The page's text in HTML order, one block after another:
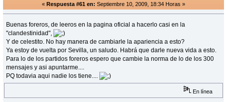
« Respuesta #61 en: Septiembre 10, 2009, 18:34 Horas »
Buenas foreros, de leeros en la pagina oficial a hacerlo casi en la
"clandestinidad",
Y de celestito. No hay manera de cambiarle la apariencia a esto?
Ya estoy de vuelta por Sevilla, un saludo. Habrá que darle nueva vida a esto.
Para lo de los partidos foreros espero que cambie la norma de lo de los 300
mensajes y asi apuntarme....
PQ todavia aqui nadie los tiene....
En línea